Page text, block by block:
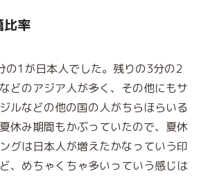
比率
の1が日本人でした。残りの3分の2
どのアジア人が多く、その他にもサ
ルなどの他の国の人がちらほらいる
休み期間もかぶっていたので、夏休
グは日本人が増えたかなっていう印
、めちゃくちゃ多いっていう感じは